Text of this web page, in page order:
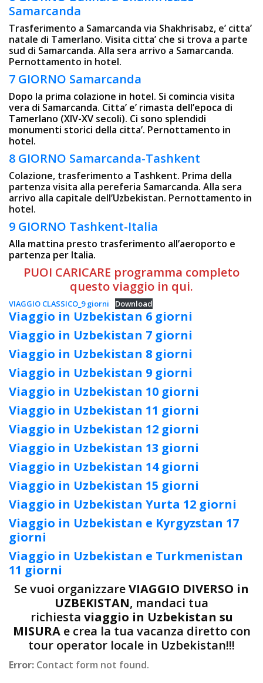
Samarcanda
Trasferimento a Samarcanda via Shakhrisabz, e’ citta’
natale di Tamerlano. Visita citta’ che si trova a parte
sud di Samarcanda. Alla sera arrivo a Samarcanda.
Pernottamento in hotel.
7 GIORNO Samarcanda
Dopo la prima colazione in hotel. Si comincia visita
vera di Samarcanda. Citta’ e’ rimasta dell’epoca di
Tamerlano (XIV-XV secoli). Ci sono splendidi
monumenti storici della citta’. Pernottamento in
hotel.
8 GIORNO Samarcanda-Tashkent
Colazione, trasferimento a Tashkent. Prima della
partenza visita alla pereferia Samarcanda. Alla sera
arrivo alla capitale dell’Uzbekistan. Pernottamento in
hotel.
9 GIORNO Tashkent-Italia
Alla mattina presto trasferimento all’aeroporto e
partenza per Italia.
PUOI CARICARE programma completo
questo viaggio in qui.
VIAGGIO CLASSICO_9 giorni Download
Viaggio in Uzbekistan 6 giorni
Viaggio in Uzbekistan 7 giorni
Viaggio in Uzbekistan 8 giorni
Viaggio in Uzbekistan 9 giorni
Viaggio in Uzbekistan 10 giorni
Viaggio in Uzbekistan 11 giorni
Viaggio in Uzbekistan 12 giorni
Viaggio in Uzbekistan 13 giorni
Viaggio in Uzbekistan 14 giorni
Viaggio in Uzbekistan 15 giorni
Viaggio in Uzbekistan Yurta 12 giorni
Viaggio in Uzbekistan e Kyrgyzstan 17
giorni
Viaggio in Uzbekistan e Turkmenistan
11 giorni
Se vuoi organizzareVIAGGIO DIVERSO in
UZBEKISTAN, mandaci tua
richiesta viaggio in Uzbekistan su
MISURA e crea la tua vacanza diretto con
tour operator locale in Uzbekistan!!!
Error: Contact form not found.